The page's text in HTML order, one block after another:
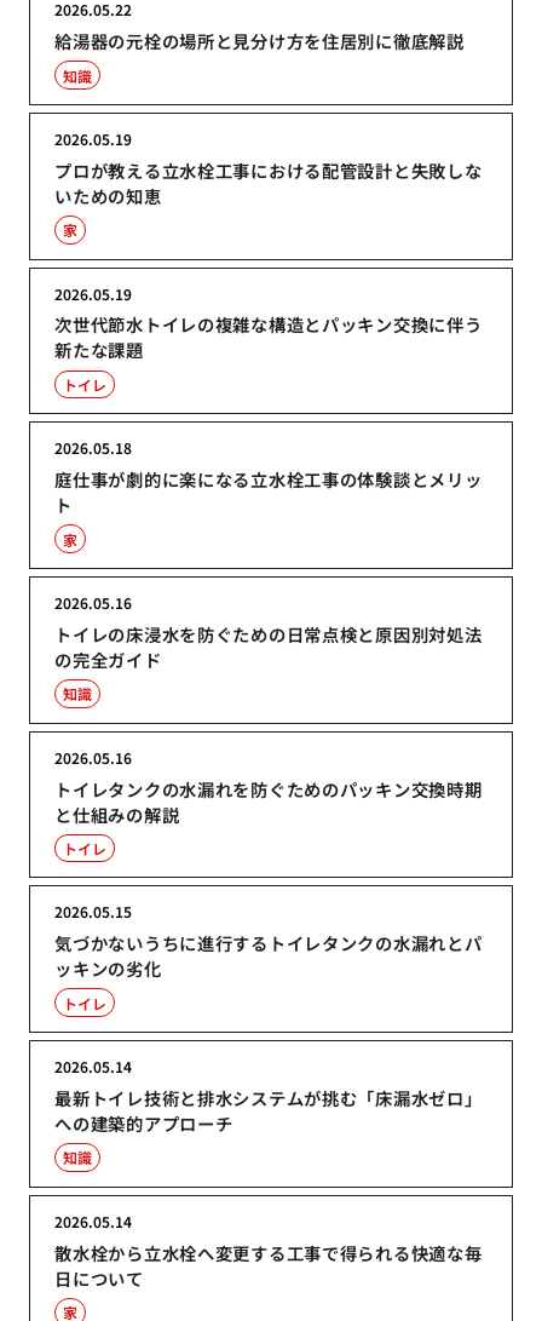
給湯器の元栓の場所と見分け方を住居別に徹底解説
2026.05.22
知識
プロが教える立水栓工事における配管設計と失敗しな
いための知恵
2026.05.19
家
次世代節水トイレの複雑な構造とパッキン交換に伴う
新たな課題
2026.05.19
トイレ
庭仕事が劇的に楽になる立水栓工事の体験談とメリッ
ト
2026.05.18
家
トイレの床浸水を防ぐための日常点検と原因別対処法
の完全ガイド
2026.05.16
知識
トイレタンクの水漏れを防ぐためのパッキン交換時期
と仕組みの解説
2026.05.16
トイレ
気づかないうちに進行するトイレタンクの水漏れとパ
ッキンの劣化
2026.05.15
トイレ
最新トイレ技術と排水システムが挑む「床漏水ゼロ」
への建築的アプローチ
2026.05.14
知識
散水栓から立水栓へ変更する工事で得られる快適な毎
日について
2026.05.14
家